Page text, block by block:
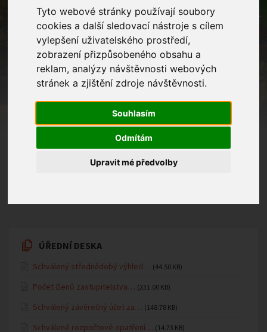
Tyto webové stránky používají soubory
cookies a další sledovací nástroje s cílem
vylepšení uživatelského prostředí,
zobrazení přizpůsobeného obsahu a
reklam, analýzy návštěvnosti webových
stránek a zjištění zdroje návštěvnosti.
Souhlasím
Odmítám
Upravit mé předvolby
Home Fotogalerie Slavíme narozeniny
ÚŘEDNÍ DESKA
Schválený střednědobý výhled… (44.50 KB)
Počet členů zastupitelstva… (231.00 KB)
Schválený závěrečný účet za… (148.78 KB)
Schválené rozpočtové opatření… (14.73 KB)